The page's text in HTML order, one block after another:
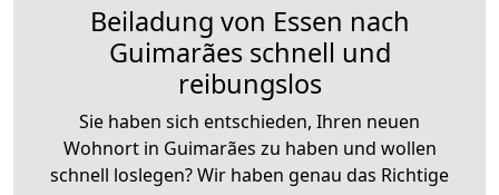
Beiladung von Essen nach
Guimarães schnell und
reibungslos
Sie haben sich entschieden, Ihren neuen
Wohnort in Guimarães zu haben und wollen
schnell loslegen? Wir haben genau das Richtige